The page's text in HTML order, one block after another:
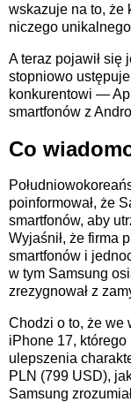
wskazuje na to, że
niczego
A teraz pojawił się
stopniowo
konkurentowi —
smartfonów z
Co
poinformował, że
smartfonów, aby
Wyjaśnił, że firma
smartfonów i
w tym Samsung
zrezygnował z
Chodzi o to, że we
iPhone 17, którego
ulepszenia
PLN (799 USD),
Samsung